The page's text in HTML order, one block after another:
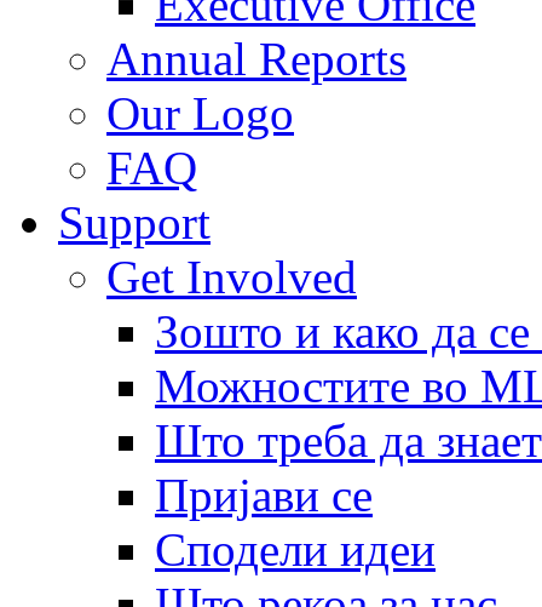
Annual Reports
Our Logo
FAQ
Support
Get Involved
Зошто и како да
Можностите во
Што треба да
Пријави се
Сподели идеи